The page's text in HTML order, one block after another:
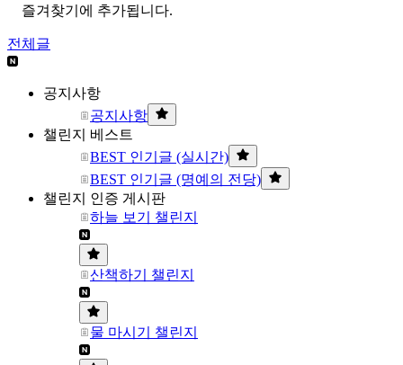
즐겨찾기에 추가됩니다.
전체글
공지사항
공지사항
챌린지 베스트
BEST 인기글 (실시간)
BEST 인기글 (명예의 전당)
챌린지 인증 게시판
하늘 보기 챌린지
산책하기 챌린지
물 마시기 챌린지